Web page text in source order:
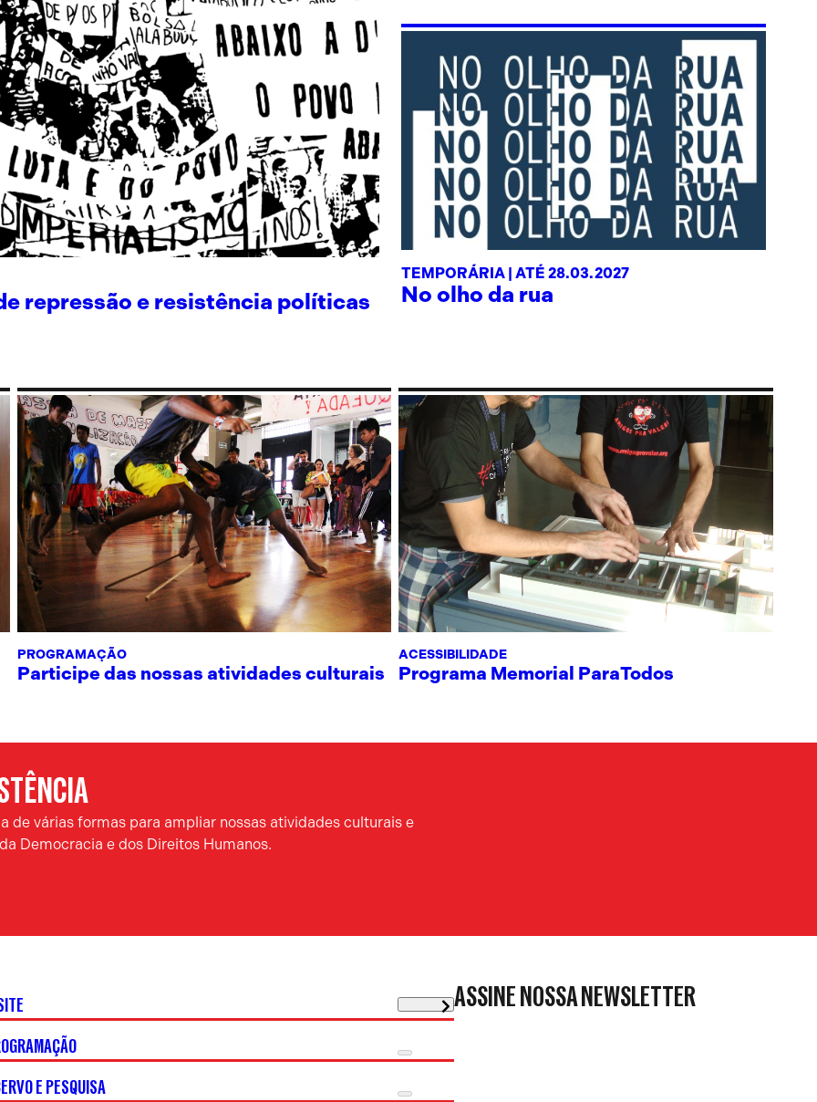
repressão e resistência políticas
TEMPORÁRIA | ATÉ 28.03.2027
No olho da rua
PROGRAMAÇÃO
Participe das nossas atividades culturais
ACESSIBILIDADE
Programa Memorial ParaTodos
de várias formas para ampliar nossas atividades culturais e
Democracia e dos Direitos Humanos.
E PESQUISA
ASSINE NOSSA NEWSLETTER